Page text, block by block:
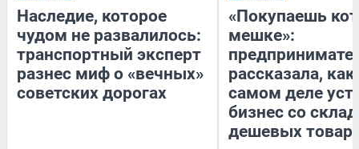
Наследие, которое
чудом не развалилось:
транспортный эксперт
разнес миф о «вечных»
советских дорогах
«Покупаешь
мешке»:
рассказала, как
самом деле
бизнес со
дешевых